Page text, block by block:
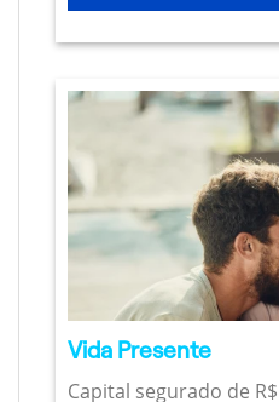
Vida Presente
Capital segurado de